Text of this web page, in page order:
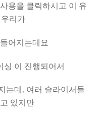
용을 클릭하시고 이 유
리가
어지는데요
싱 이 진행되어서
는데, 여러 슬라이서들
있지만